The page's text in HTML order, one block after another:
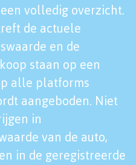
volledig overzicht.
de actuele
en de
staan op een
alle platforms
aangeboden. Niet
in
van de auto,
in de geregistreerde